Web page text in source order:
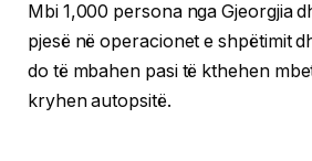
Mbi 1,000 persona nga Gjeorgjia
pjesë në operacionet e shpëtimit
do të mbahen pasi të kthehen
kryhen autopsitë.